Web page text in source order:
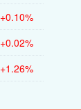
+0.10%
+0.02%
+1.26%